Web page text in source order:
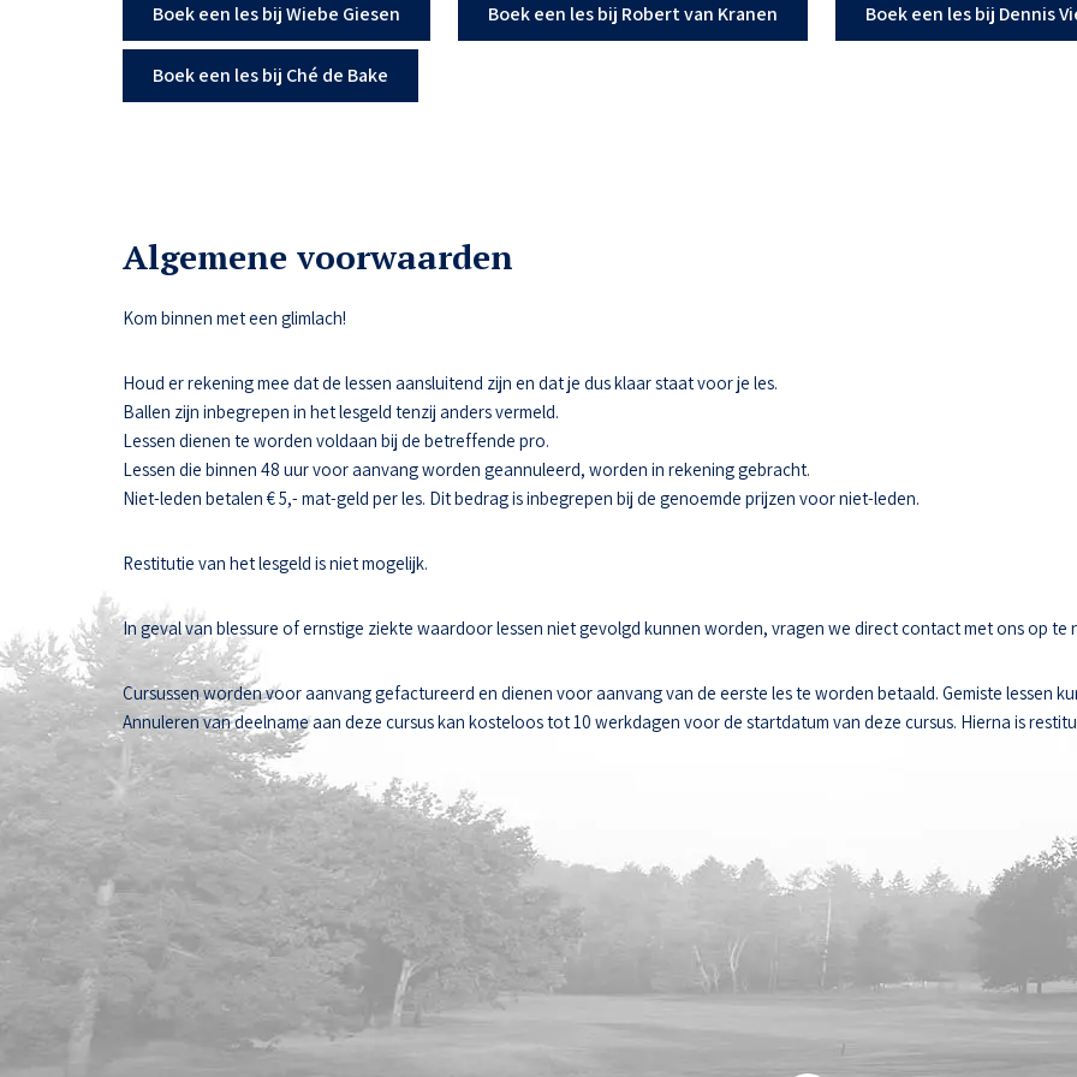
Boek een les bij Wiebe Giesen Boek een les bij Robert van Kranen Boek een les bij Dennis
Boek een les bij Ché de Bake
Algemene voorwaarden
Kom binnen met een glimlach!
Houd er rekening mee dat de lessen aansluitend zijn en dat je dus klaar staat voor je les.
Ballen zijn inbegrepen in het lesgeld tenzij anders vermeld.
Lessen dienen te worden voldaan bij de betreffende pro.
Lessen die binnen 48 uur voor aanvang worden geannuleerd, worden in rekening gebracht.
Niet-leden betalen € 5,- mat-geld per les. Dit bedrag is inbegrepen bij de genoemde prijzen voor niet-leden.
Restitutie van het lesgeld is niet mogelijk.
In geval van blessure of ernstige ziekte waardoor lessen niet gevolgd kunnen worden, vragen we direct contact met ons op te
Cursussen worden voor aanvang gefactureerd en dienen voor aanvang van de eerste les te worden betaald. Gemiste lessen
Annuleren van deelname aan deze cursus kan kosteloos tot 10 werkdagen voor de startdatum van deze cursus. Hierna is